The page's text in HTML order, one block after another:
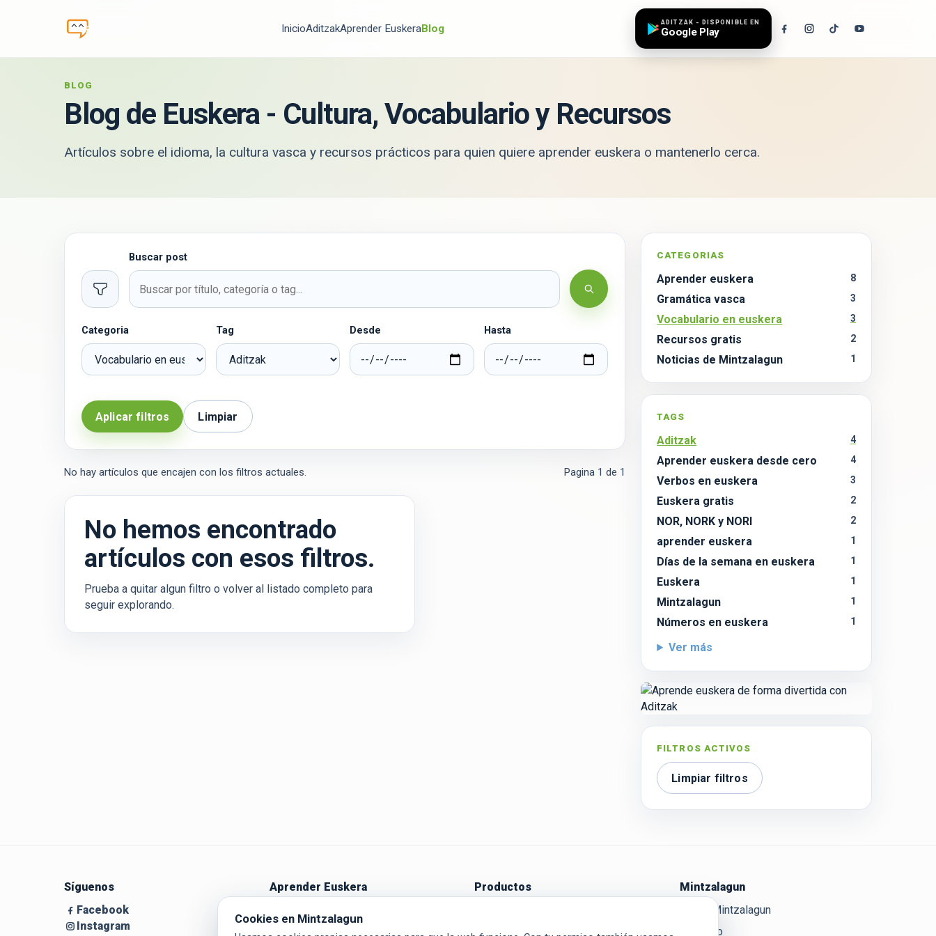
Cookies en Mintzalagun
InicioAditzakAprender EuskeraBlog ADITZAK - DISPONIBLE EN
Google Play
BLOG
Blog de Euskera - Cultura, Vocabulario y Recursos
Artículos sobre el idioma, la cultura vasca y recursos prácticos para quien quiere aprender euskera o mantenerlo cerca.
Filtros
Buscar post
Buscar
Categoria Tag Desde Hasta
Aplicar filtros Limpiar
No hay artículos que encajen con los filtros actuales. Pagina 1 de 1
No hemos encontrado
artículos con esos filtros.
Prueba a quitar algun filtro o volver al listado completo para
seguir explorando.
CATEGORIAS
Aprender euskera 8
Gramática vasca 3
Vocabulario en euskera 3
Recursos gratis 2
Noticias de Mintzalagun 1
TAGS
Aditzak 4
Aprender euskera desde cero 4
Verbos en euskera 3
Euskera gratis 2
NOR, NORK y NORI 2
aprender euskera 1
Días de la semana en euskera 1
Euskera 1
Mintzalagun 1
Números en euskera 1
Ver más
FILTROS ACTIVOS
Limpiar filtros
Síguenos
Facebook
Instagram
Aprender Euskera
Productos
Ikasi
Mintzalagun
Sobre Mintzalagun
Contacto